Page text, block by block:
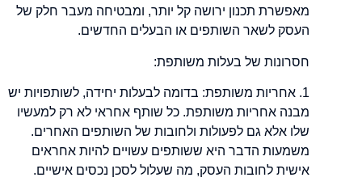
מאפשרת תכנון ירושה קל יותר, ומבטיחה מעבר חלק של
העסק לשאר השותפים או הבעלים החדשים.
חסרונות של בעלות משותפת:
1. אחריות משותפת: בדומה לבעלות יחידה, לשותפויות יש
מבנה אחריות משותפת. כל שותף אחראי לא רק למעשיו
שלו אלא גם לפעולות ולחובות של השותפים האחרים.
משמעות הדבר היא ששותפים עשויים להיות אחראים
אישית לחובות העסק, מה שעלול לסכן נכסים אישיים.